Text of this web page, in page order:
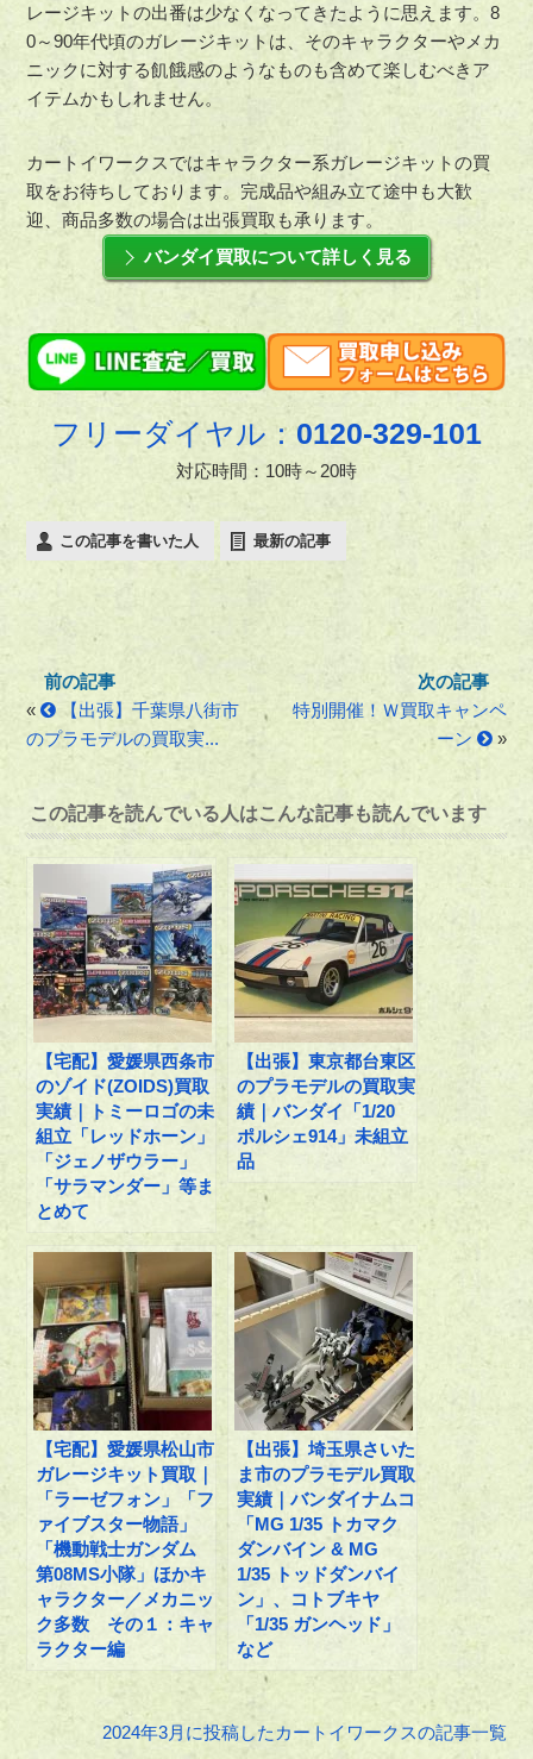
レージキットの出番は少なくなってきたように思えます。8
0～90年代頃のガレージキットは、そのキャラクターやメカ
ニックに対する飢餓感のようなものも含めて楽しむべきア
イテムかもしれません。
カートイワークスではキャラクター系ガレージキットの買
取をお待ちしております。完成品や組み立て途中も大歓
迎、商品多数の場合は出張買取も承ります。
バンダイ買取について詳しく見る
フリーダイヤル： 0120-329-101
対応時間：10時～20時
この記事を書いた人 最新の記事
«
【出張】千葉県八街市
のプラモデルの買取実...
特別開催！Ｗ買取キャンペ
ーン
»
この記事を読んでいる人はこんな記事も読んでいます
【宅配】愛媛県西条市
のゾイド(ZOIDS)買取
実績｜トミーロゴの未
組立「レッドホーン」
「ジェノザウラー」
「サラマンダー」等ま
とめて
【出張】東京都台東区
のプラモデルの買取実
績｜バンダイ「1/20
ポルシェ914」未組立
品
【宅配】愛媛県松山市
ガレージキット買取｜
「ラーゼフォン」「フ
ァイブスター物語」
「機動戦士ガンダム
第08MS小隊」ほかキ
ャラクター／メカニッ
ク多数 その１：キャ
ラクター編
【出張】埼玉県さいた
ま市のプラモデル買取
実績｜バンダイナムコ
「MG 1/35 トカマク
ダンバイン & MG
1/35 トッドダンバイ
ン」、コトブキヤ
「1/35 ガンヘッド」
など
2024年3月に投稿したカートイワークスの記事一覧